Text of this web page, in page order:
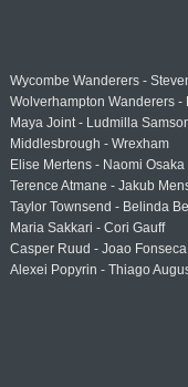
Wycombe Wanderers -
Wolverhampton Wanderers -
Maya Joint - Ludmilla
Middlesbrough - Wrexham
Elise Mertens - Naomi Osaka
Terence Atmane - Jakub
Taylor Townsend - Belinda
Maria Sakkari - Cori Gauff
Casper Ruud - Joao Fonseca
Alexei Popyrin - Thiago